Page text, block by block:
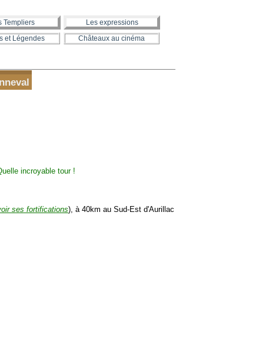
Templiers
Les expressions
et Légendes Châteaux au cinéma
ses fortifications), à 40km au Sud-Est d'Aurillac